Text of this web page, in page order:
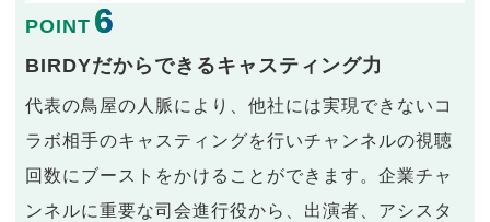
POINT 6
BIRDYだからできるキャスティング力
代表の鳥屋の人脈により、他社には実現できないコ
ラボ相手のキャスティングを行いチャンネルの視聴
回数にブーストをかけることができます。企業チャ
ンネルに重要な司会進行役から、出演者、アシスタ